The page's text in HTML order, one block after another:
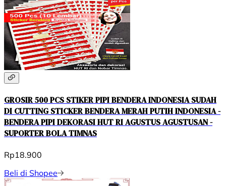
GROSIR 500 PCS STIKER PIPI BENDERA INDONESIA SUDAH
DI CUTTING STICKER BENDERA MERAH PUTIH INDONESIA -
BENDERA PIPI DEKORASI HUT RI AGUSTUS AGUSTUSAN -
SUPORTER BOLA TIMNAS
Rp18.900
Beli di Shopee